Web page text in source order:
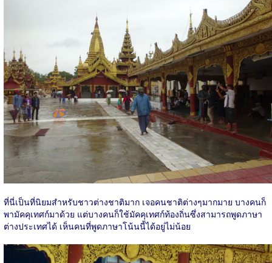
ที่นี่เป็นที่นิยมสำหรับชาวต่างชาติมาก เจอคนชาติต่างๆมากมาย บางคนก็
พามัคคุเทศก์มาด้วย แต่บางคนก็ใช้มัคคุเทศก์ท้องถิ่นซึ่งสามารถพูดภาษา
ต่างประเทศได้ เห็นคนที่พูดภาษาโน้นนี้ได้อยู่ไม่น้อย